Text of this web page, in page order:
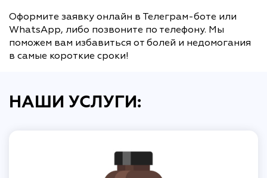
Оформите заявку онлайн в Телеграм-боте или
WhatsApp, либо позвоните по телефону. Мы
поможем вам избавиться от болей и недомогания
в самые короткие сроки!
НАШИ УСЛУГИ: